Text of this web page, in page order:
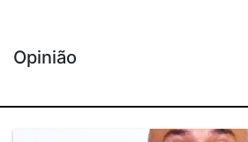
Opinião